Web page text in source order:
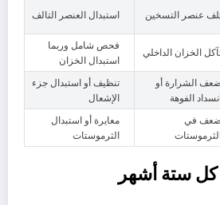
عنصر التسخين استبدال العنصر التالف
الخزان الداخلي
فحص شامل وربما
استبدال الخزان
الشرارة أو
الفوهة
تنظيف أو استبدال جزء
الإشعال
في
معايرة أو استبدال
الثرموستات
ستة أشهر